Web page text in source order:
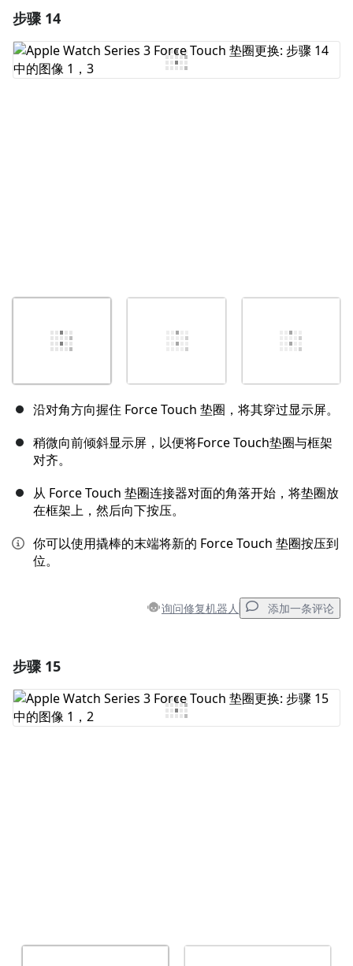
添加评论
步骤 14
沿对角方向握住 Force Touch 垫圈，将其穿过显示屏。
稍微向前倾斜显示屏，以便将Force Touch垫圈与框架
对齐。
从 Force Touch 垫圈连接器对面的角落开始，将垫圈放
在框架上，然后向下按压。
你可以使用撬棒的末端将新的 Force Touch 垫圈按压到
位。
询问修复机器人 添加一条评论
添加评论
步骤 15